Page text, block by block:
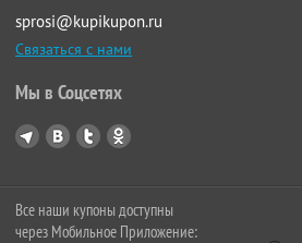
sprosi@kupikupon.ru
Связаться с нами
Мы в Соцсетях
Все наши купоны доступны
через Мобильное Приложение: